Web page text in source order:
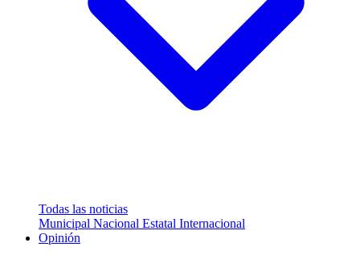
Todas las noticias
Municipal Nacional Estatal Internacional
Opinión